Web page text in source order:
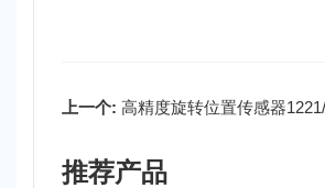
上一个: 高精度旋转位置传感器
推荐产品